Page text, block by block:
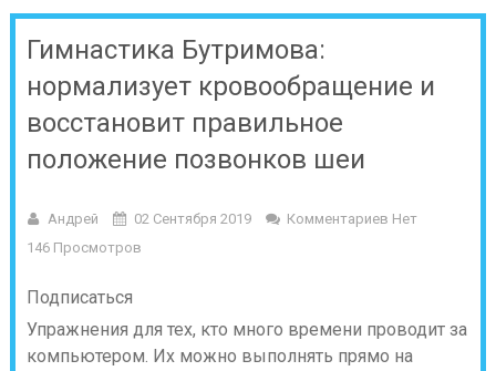
Гимнастика Бутримова:
нормализует кровообращение и
восстановит правильное
положение позвонков шеи
Андрей 02 Сентября 2019
Комментариев Нет
146 Просмотров
Подписаться
Упражнения для тех, кто много времени проводит за
компьютером. Их можно выполнять прямо на